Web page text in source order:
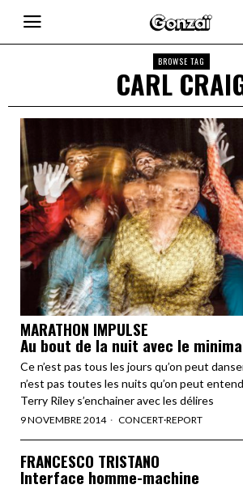
BROWSE TAG
CARL
MARATHON IMPULSE
Au bout de la nuit avec le
Ce n’est pas tous les jours qu’on peut
n’est pas toutes les nuits qu’on peut
Terry Riley s’enchainer avec les délires
9 NOVEMBRE 2014 CONCERT·REPORT
FRANCESCO TRISTANO
Interface homme-machine